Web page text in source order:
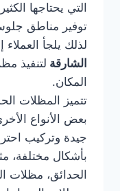
التي يحتاجها
توفير مناطق
لذلك يلجأ العملاء
الشارقة لتنفيذ
المكان.
تتميز المظلات
بعض الأنواع
جيدة وتركيب
بأشكال مختلفة،
الحدائق، مظلات